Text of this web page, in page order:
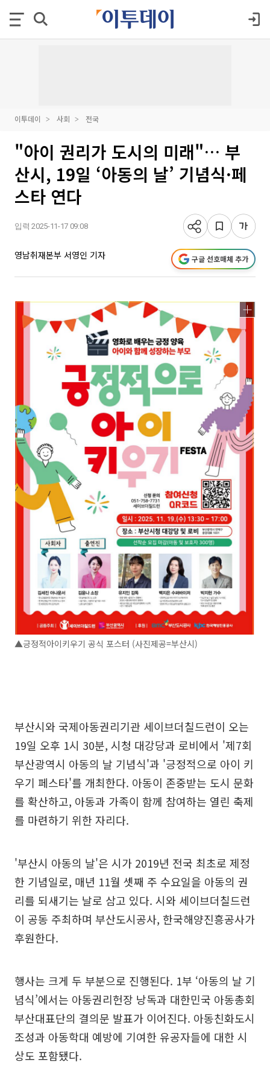
이투데이 사회 전국
"아이 권리가 도시의 미래"… 부
산시, 19일 ‘아동의 날’ 기념식·페
스타 연다
입력 2025-11-17 09:08
영남취재본부 서영인 기자 구글 선호매체 추가
▲긍정적아이키우기 공식 포스터 (사진제공=부산시)
부산시와 국제아동권리기관 세이브더칠드런이 오는
19일 오후 1시 30분, 시청 대강당과 로비에서 '제7회
부산광역시 아동의 날 기념식'과 '긍정적으로 아이 키
우기 페스타'를 개최한다. 아동이 존중받는 도시 문화
를 확산하고, 아동과 가족이 함께 참여하는 열린 축제
를 마련하기 위한 자리다.
'부산시 아동의 날'은 시가 2019년 전국 최초로 제정
한 기념일로, 매년 11월 셋째 주 수요일을 아동의 권
리를 되새기는 날로 삼고 있다. 시와 세이브더칠드런
이 공동 주최하며 부산도시공사, 한국해양진흥공사가
후원한다.
행사는 크게 두 부분으로 진행된다. 1부 ‘아동의 날 기
념식’에서는 아동권리헌장 낭독과 대한민국 아동총회
부산대표단의 결의문 발표가 이어진다. 아동친화도시
조성과 아동학대 예방에 기여한 유공자들에 대한 시
상도 포함됐다.